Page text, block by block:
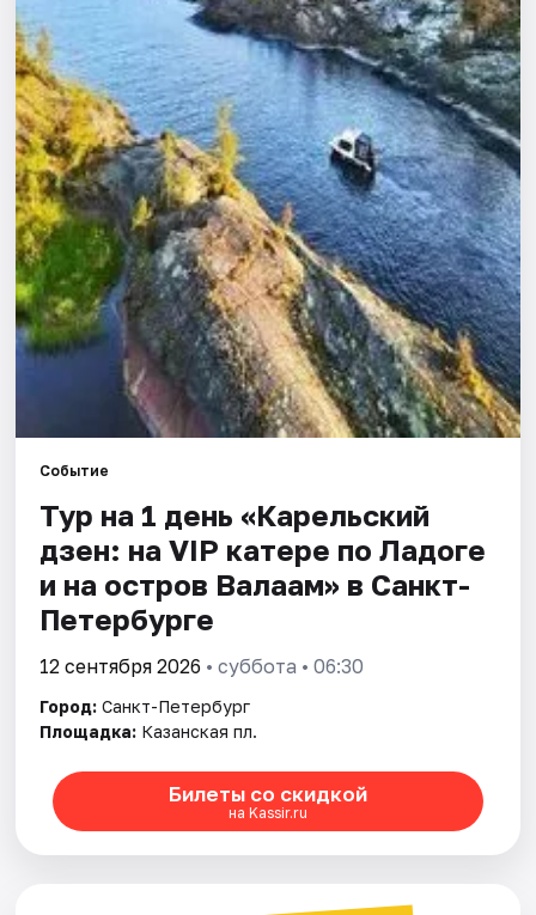
Города
Площадки
Артисты
Рейтинги
Событие
Тур на 1 день «Карельский
дзен: на VIP катере по Ладоге
и на остров Валаам» в Санкт-
Петербурге
12 сентября 2026 • суббота • 06:30
Город: Санкт-Петербург
Площадка: Казанская пл.
Билеты со скидкой
на Kassir.ru